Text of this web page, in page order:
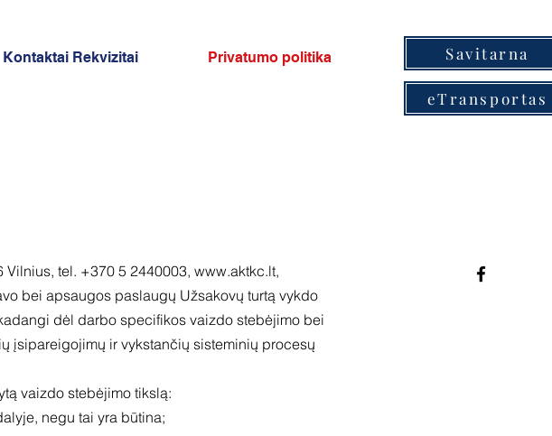
Kontaktai Rekvizitai Privatumo politika Savitarna
eTransportas
Vilnius, tel. +370 5 2440003, www.aktkc.lt,
bei apsaugos paslaugų Užsakovų turtą vykdo
dėl darbo specifikos vaizdo stebėjimo bei
įsipareigojimų ir vykstančių sisteminių procesų
vaizdo stebėjimo tikslą:
negu tai yra būtina;